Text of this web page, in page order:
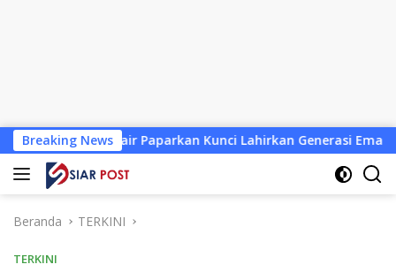
Langsung
ke
konten
Breaking News
Unair Paparkan Kunci Lahirkan Generasi Emas 2045
Beranda TERKINI
TERKINI